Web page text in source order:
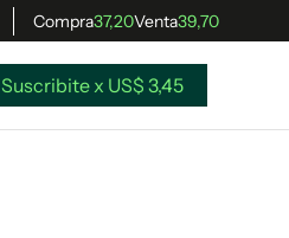
Compra37,20Venta39,70
Suscribite x US$ 3,45